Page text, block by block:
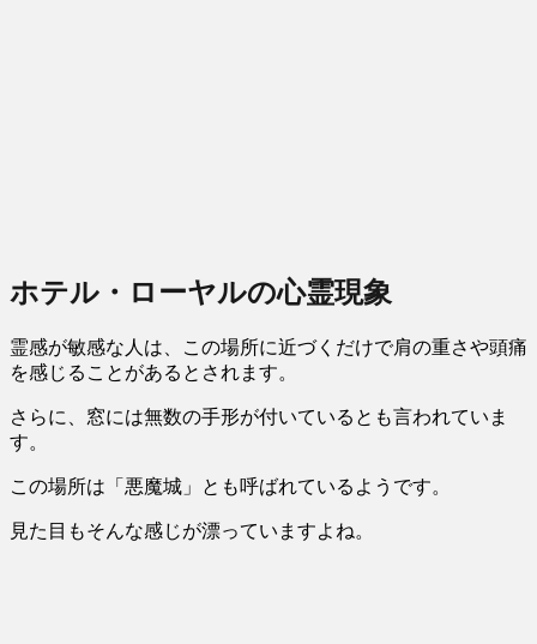
ホテル・ローヤルの心霊現象
霊感が敏感な人は、この場所に近づくだけで肩の重さや頭痛
を感じる ことがあるとされます。
さらに、窓には無数の手形が付いているとも言われていま
す。
この場所は「悪魔城」とも呼ばれているようです。
見た目もそんな感じが漂っていますよね。